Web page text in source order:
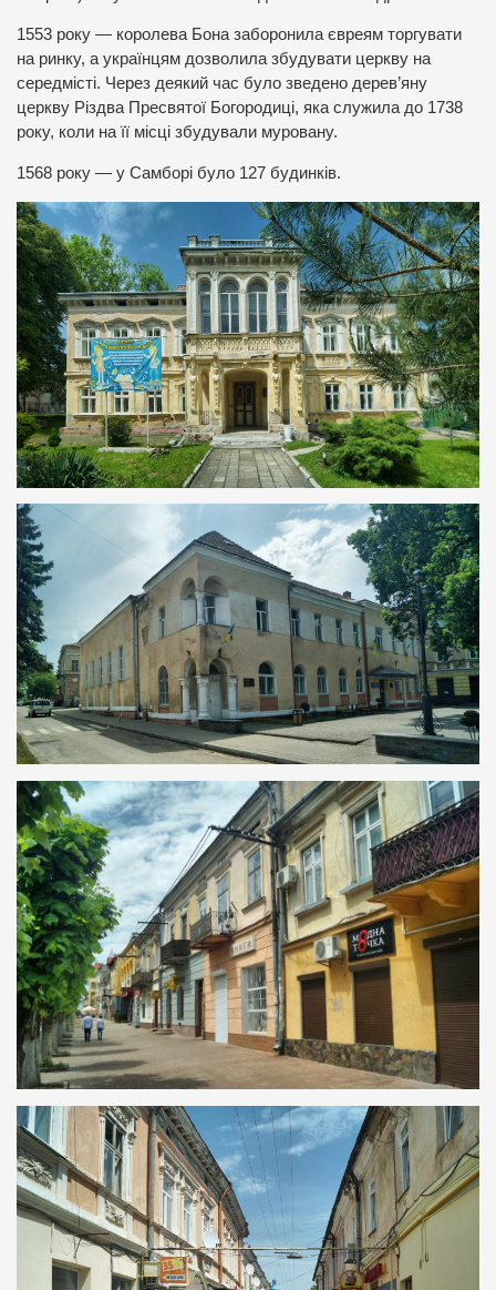
1553 року — королева Бона заборонила євреям торгувати
на ринку, а українцям дозволила збудувати церкву на
середмісті. Через деякий час було зведено дерев’яну
церкву Різдва Пресвятої Богородиці, яка служила до 1738
року, коли на її місці збудували муровану.
1568 року — у Самборі було 127 будинків.